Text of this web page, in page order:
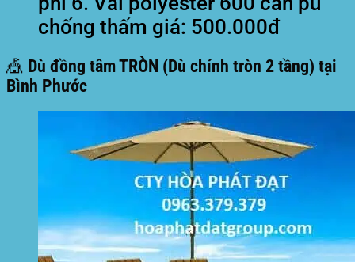
chống thấm giá: 500.000đ
🎪 Dù đồng tâm TRÒN (Dù chính tròn 2 tầng) tại
Bình Phước